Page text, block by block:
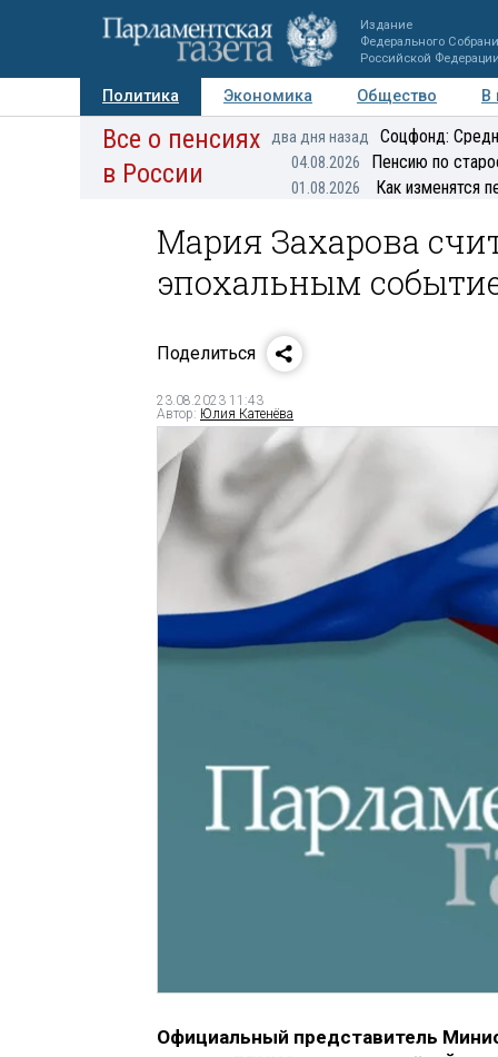
Издание
Федерального
Российской
Политика Экономика Общество
В
Авторы Персоны Мнения Регионы
Все о пенсиях
в России
два дня назад Соцфонд:
04.08.2026 Пенсию по
01.08.2026 Как изменятся
Мария Захарова
эпохальным
Поделиться
23.08.2023 11:43
Автор: Юлия Катенёва
Официальный представитель